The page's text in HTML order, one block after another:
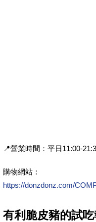
📍營業時間：平日11:00-
購物網站：
https://donzdonz.com/
有利脆皮豬的試